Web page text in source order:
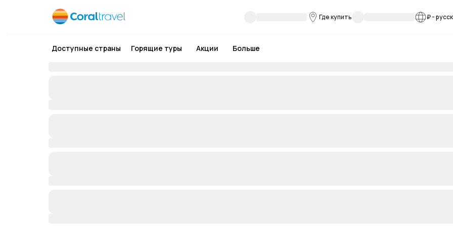
Где купить ₽-
Доступные страны Горящие туры Акции Больше